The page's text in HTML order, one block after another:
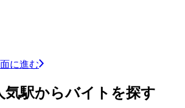
に進む
気駅からバイトを探す